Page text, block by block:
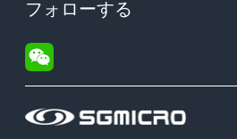
フォローする